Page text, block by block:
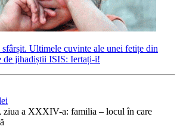
sfârșit. Ultimele cuvinte ale unei fetițe din
de jihadiștii ISIS: Iertați-i!
ziua a XXXIV-a: familia – locul în care